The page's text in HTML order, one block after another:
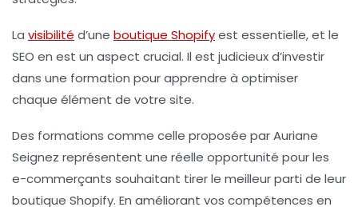
La visibilité d’une boutique Shopifyest essentielle, et le
SEO en est un aspect crucial. Il est judicieux d’investir
dans une formation pour apprendre à optimiser
chaque élément de votre site.
Des formations comme celle proposée par Auriane
Seignez représentent une réelle opportunité pour les
e-commerçants souhaitant tirer le meilleur parti de leur
boutique Shopify. En améliorant vos compétences en